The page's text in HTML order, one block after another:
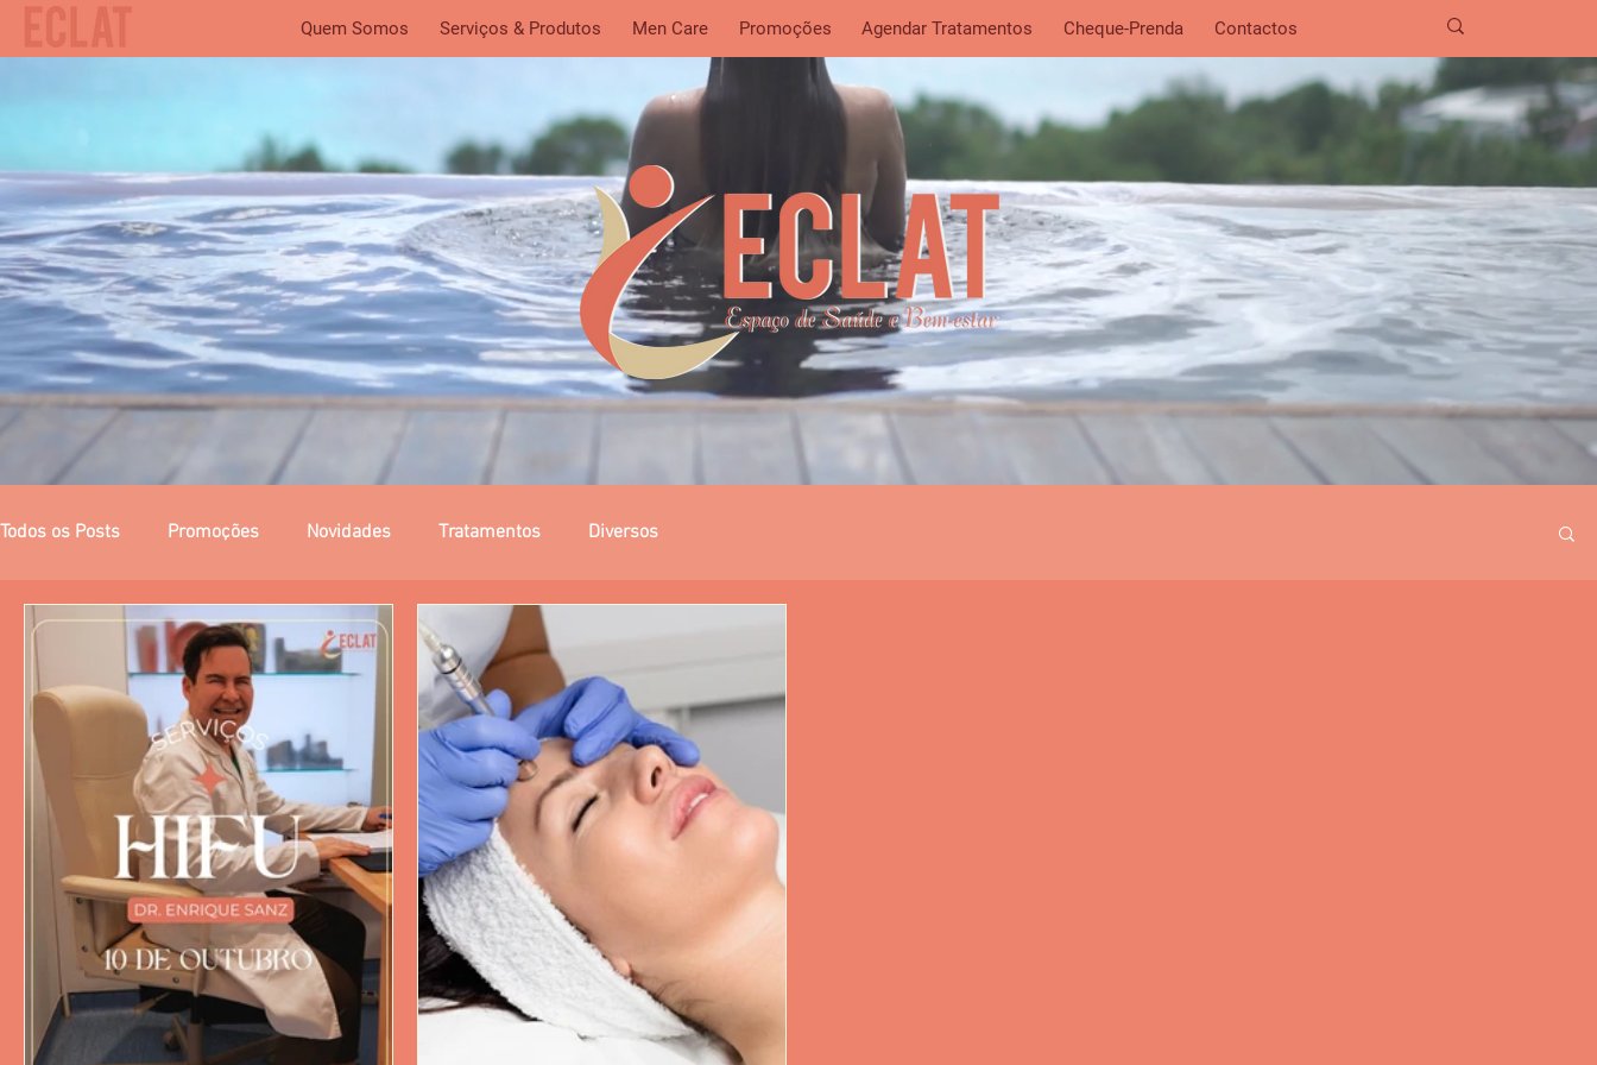
Quem Somos Serviços & Produtos Men Care Promoções Agendar Tratamentos Cheque-Prenda Contactos
Todos os Posts Promoções Novidades Tratamentos Diversos